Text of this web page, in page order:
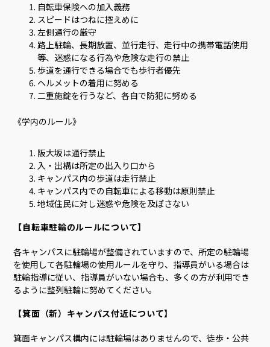
自転車保険への加入義務
スピードはつねに控えめに
左側通行の厳守
路上駐輪、長期放置、並行走行、走行中の携帯電話使用
等、迷惑になる行為や危険な走行の禁止
歩道を通行できる場合でも歩行者優先
ヘルメットの着用に努める
二重施錠を行うなど、各自で防犯に努める
《学内のルール》
阪大坂は通行禁止
入・出構は所定の出入り口から
キャンパス内の歩道は走行禁止
キャンパス内での自転車による移動は原則禁止
地域住民に対し迷惑や危険を及ぼさない
【自転車駐輪のルールについて】
各キャンパスに駐輪場が整備されていますので、所定の駐輪場
を使用して各駐輪場の使用ルールを守り、指導員がいる場合は
駐輪指導に従い、指導員がいない場合も、多くの方が利用でき
るように整列駐輪に努めてください。
【箕面（新）キャンパス付近について】
箕面キャンパス構内には駐輪場はありませんので、徒歩・公共